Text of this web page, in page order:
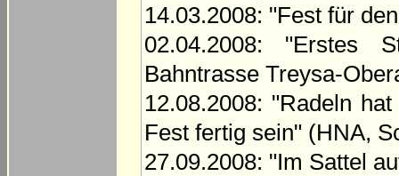
14.03.2008: "Fest für
02.04.2008: "Erstes
Bahntrasse Treysa-
12.08.2008: "Radeln
Fest fertig sein" (HNA,
27.09.2008: "Im Sattel